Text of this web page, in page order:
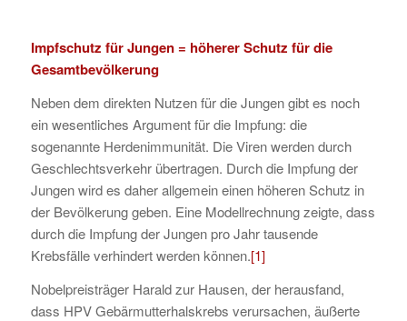
Impfschutz für Jungen = höherer Schutz für die
Gesamtbevölkerung
Neben dem direkten Nutzen für die Jungen gibt es noch
ein wesentliches Argument für die Impfung: die
sogenannte Herdenimmunität. Die Viren werden durch
Geschlechtsverkehr übertragen. Durch die Impfung der
Jungen wird es daher allgemein einen höheren Schutz in
der Bevölkerung geben. Eine Modellrechnung zeigte, dass
durch die Impfung der Jungen pro Jahr tausende
Krebsfälle verhindert werden können.[1]
Nobelpreisträger Harald zur Hausen, der herausfand,
dass HPV Gebärmutterhalskrebs verursachen, äußerte